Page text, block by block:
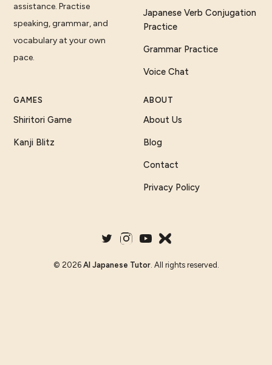
assistance. Practise
speaking, grammar, and
vocabulary at your own
pace.
Japanese Verb Conjugation
Practice
Grammar Practice
Voice Chat
GAMES
Shiritori Game
Kanji Blitz
ABOUT
About Us
Blog
Contact
Privacy Policy
© 2026 AI Japanese Tutor. All rights reserved.